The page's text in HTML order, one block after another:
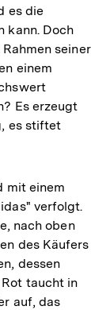
es die
kann. Doch
seiner
einem
Es erzeugt
es stiftet
mit einem
verfolgt.
nach oben
des Käufers
dessen
taucht in
auf, das